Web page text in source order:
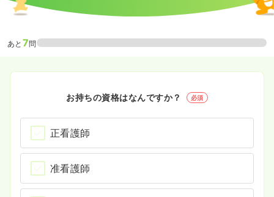
あと 7問
お持ちの資格はなんですか？ 必須
正看護師
准看護師